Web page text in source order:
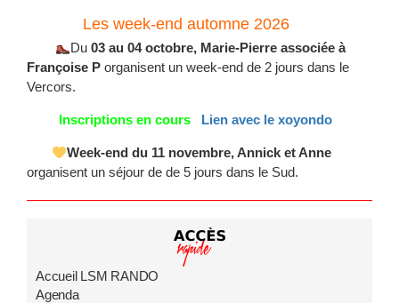
Les week-end automne 2026
Du03 au 04 octobre, Marie-Pierre associée à
Françoise P organisent un week-end de 2 jours dans le
Vercors.
Inscriptions en cours Lien avec le xoyondo
Week-end du 11 novembre, Annick et Anne
organisent un séjour de de 5 jours dans le Sud.
Accueil LSM RANDO
Agenda